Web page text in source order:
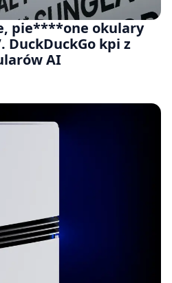
pie****one okulary
DuckDuckGo kpi z
AI